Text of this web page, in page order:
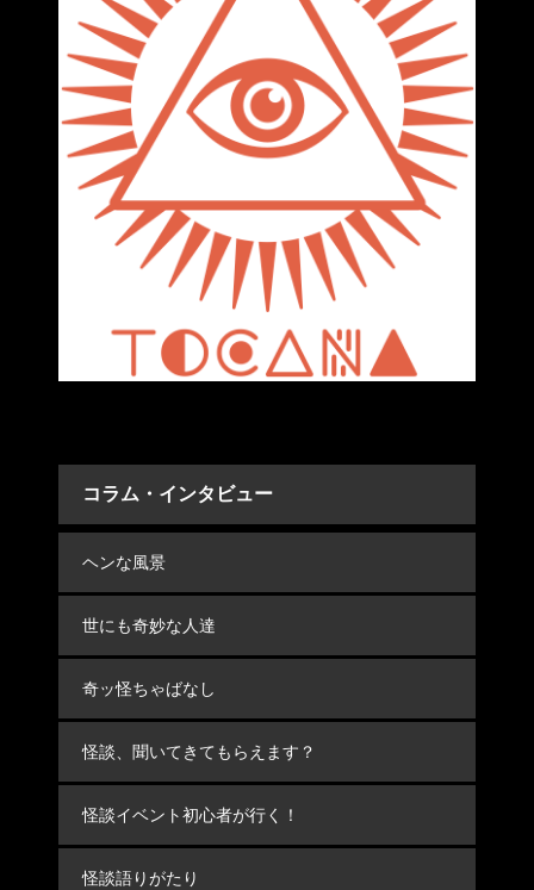
コラム・インタビュー
ヘンな風景
世にも奇妙な人達
奇ッ怪ちゃばなし
怪談、聞いてきてもらえます？
怪談イベント初心者が行く！
怪談語りがたり